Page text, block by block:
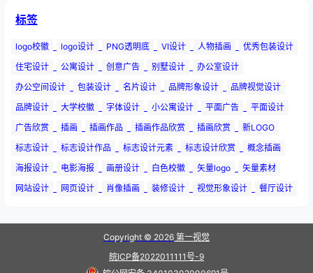
标签
logo校徽 logo设计 PNG透明底 VI设计 人物插画
优秀包装设计
住宅设计
公寓设计 创意广告 别墅设计
办公室设计
办公空间设计
包装设计 名片设计 品牌形象设计
品牌视觉设计
品牌设计
大学校徽 字体设计 小公寓设计 平面广告
平面设计
广告欣赏
插画 插画作品 插画作品欣赏 插画欣赏
新LOGO
标志设计
标志设计作品 标志设计元素 标志设计欣赏
概念插画
海报设计
电影海报 画册设计 白色校徽 矢量logo
矢量素材
网站设计
网页设计 肖像插画 装修设计 视觉形象设计 餐厅设计
Copyright © 2026 第一视觉
皖ICP备2022011111号-9